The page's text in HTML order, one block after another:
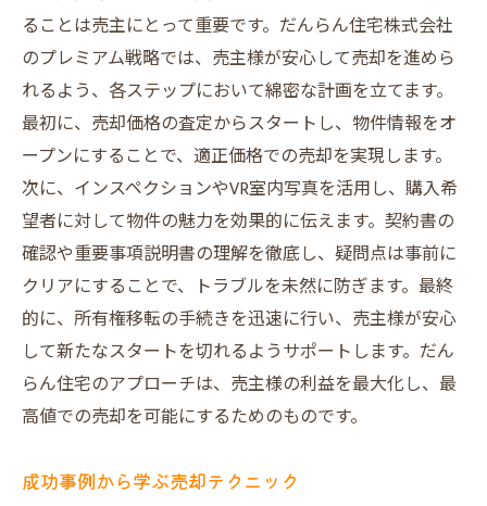
ることは売主にとって重要です。だんらん住宅株式会社
のプレミアム戦略では、売主様が安心して売却を進めら
れるよう、各ステップにおいて綿密な計画を立てます。
最初に、売却価格の査定からスタートし、物件情報をオ
ープンにすることで、適正価格での売却を実現します。
次に、インスペクションやVR室内写真を活用し、購入希
望者に対して物件の魅力を効果的に伝えます。契約書の
確認や重要事項説明書の理解を徹底し、疑問点は事前に
クリアにすることで、トラブルを未然に防ぎます。最終
的に、所有権移転の手続きを迅速に行い、売主様が安心
して新たなスタートを切れるようサポートします。だん
らん住宅のアプローチは、売主様の利益を最大化し、最
高値での売却を可能にするためのものです。
成功事例から学ぶ売却テクニック